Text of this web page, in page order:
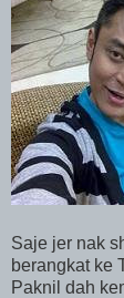
Saje jer nak
berangkat ke
Paknil dah